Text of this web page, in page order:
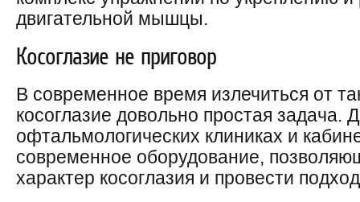
двигательной мышцы.
Косоглазие не приговор
В современное время излечиться от
косоглазие довольно простая задача.
офтальмологических клиниках и
современное оборудование,
характер косоглазия и провести